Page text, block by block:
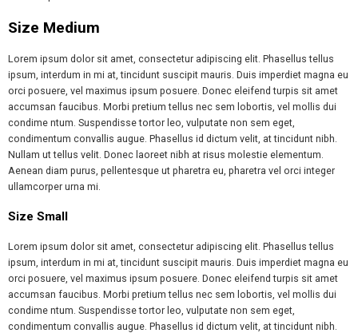
Size Medium
Lorem ipsum dolor sit amet, consectetur adipiscing elit. Phasellus tellus
ipsum, interdum in mi at, tincidunt suscipit mauris. Duis imperdiet magna eu
orci posuere, vel maximus ipsum posuere. Donec eleifend turpis sit amet
accumsan faucibus. Morbi pretium tellus nec sem lobortis, vel mollis dui
condime ntum. Suspendisse tortor leo, vulputate non sem eget,
condimentum convallis augue. Phasellus id dictum velit, at tincidunt nibh.
Nullam ut tellus velit. Donec laoreet nibh at risus molestie elementum.
Aenean diam purus, pellentesque ut pharetra eu, pharetra vel orci integer
ullamcorper urna mi.
Size Small
Lorem ipsum dolor sit amet, consectetur adipiscing elit. Phasellus tellus
ipsum, interdum in mi at, tincidunt suscipit mauris. Duis imperdiet magna eu
orci posuere, vel maximus ipsum posuere. Donec eleifend turpis sit amet
accumsan faucibus. Morbi pretium tellus nec sem lobortis, vel mollis dui
condime ntum. Suspendisse tortor leo, vulputate non sem eget,
condimentum convallis augue. Phasellus id dictum velit, at tincidunt nibh.